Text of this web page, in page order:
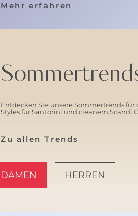
Mehr erfahren
Entdecken Sie unsere Sommertrends
Styles für Santorini und cleanem Scandi
Zu allen Trends
DAMEN HERREN